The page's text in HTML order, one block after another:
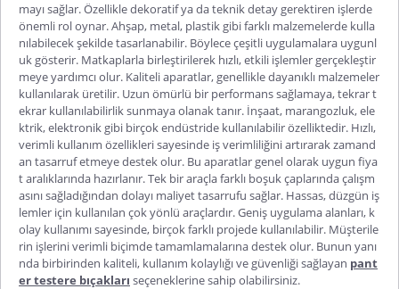
mayı sağlar. Özellikle dekoratif ya da teknik detay gerektiren işlerde
önemli rol oynar. Ahşap, metal, plastik gibi farklı malzemelerde kulla
nılabilecek şekilde tasarlanabilir. Böylece çeşitli uygulamalara uygunl
uk gösterir. Matkaplarla birleştirilerek hızlı, etkili işlemler gerçekleştir
meye yardımcı olur. Kaliteli aparatlar, genellikle dayanıklı malzemeler
kullanılarak üretilir. Uzun ömürlü bir performans sağlamaya, tekrar t
ekrar kullanılabilirlik sunmaya olanak tanır. İnşaat, marangozluk, ele
ktrik, elektronik gibi birçok endüstride kullanılabilir özelliktedir. Hızlı,
verimli kullanım özellikleri sayesinde iş verimliliğini artırarak zamand
an tasarruf etmeye destek olur. Bu aparatlar genel olarak uygun fiya
t aralıklarında hazırlanır. Tek bir araçla farklı boşuk çaplarında çalışm
asını sağladığından dolayı maliyet tasarrufu sağlar. Hassas, düzgün iş
lemler için kullanılan çok yönlü araçlardır. Geniş uygulama alanları, k
olay kullanımı sayesinde, birçok farklı projede kullanılabilir. Müşterile
rin işlerini verimli biçimde tamamlamalarına destek olur. Bunun yanı
nda birbirinden kaliteli, kullanım kolaylığı ve güvenliği sağlayan pant
er testere bıçakları seçeneklerine sahip olabilirsiniz.